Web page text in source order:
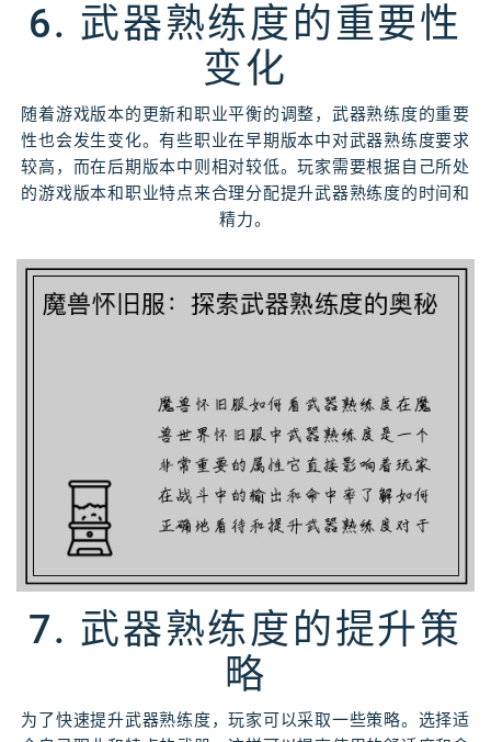
6. 武器熟练度的重要性
变化
随着游戏版本的更新和职业平衡的调整，武器熟练度的重要
性也会发生变化。有些职业在早期版本中对武器熟练度要求
较高，而在后期版本中则相对较低。玩家需要根据自己所处
的游戏版本和职业特点来合理分配提升武器熟练度的时间和
精力。
7. 武器熟练度的提升策
略
为了快速提升武器熟练度，玩家可以采取一些策略。选择适